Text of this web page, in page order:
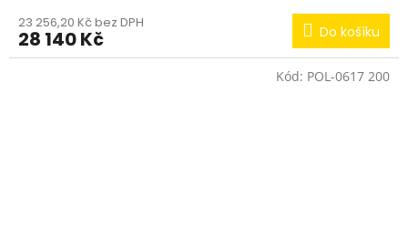
23 256,20 Kč bez DPH
28 140 Kč Do košíku
Kód: POL-0617 200